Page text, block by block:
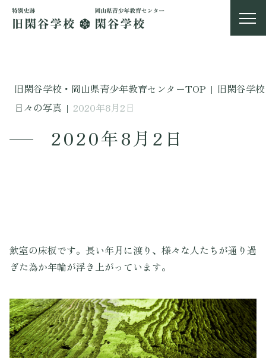
旧閑谷学校・岡山県青少年教育センターTOP | 旧閑谷学校
日々の写真 | 2020年8月2日
2020年8月2日
飲室の床板です。長い年月に渡り、様々な人たちが通り過
ぎた為か年輪が浮き上がっています。